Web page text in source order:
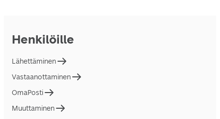
Henkilöille
Lähettäminen
Vastaanottaminen
OmaPosti
Muuttaminen